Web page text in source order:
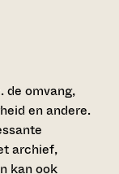
de omvang,
en andere.
archief,
kan ook